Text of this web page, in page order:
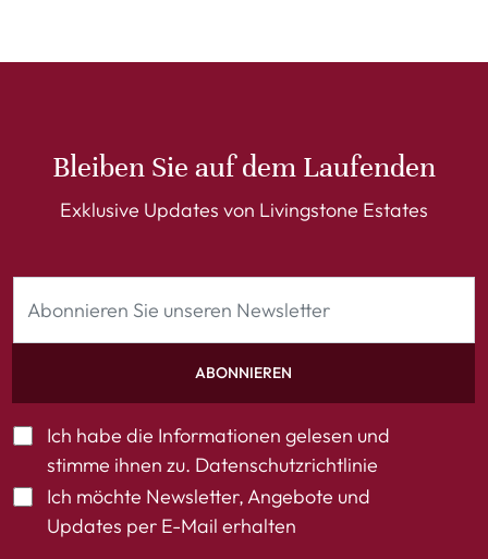
Bleiben Sie auf dem Laufenden
Exklusive Updates von Livingstone Estates
ABONNIEREN
Ich habe die Informationen gelesen und
stimme ihnen zu. Datenschutzrichtlinie
Ich möchte Newsletter, Angebote und
Updates per E-Mail erhalten